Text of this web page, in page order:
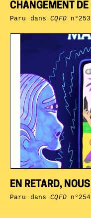
EN RETARD,
Paru dansCQFD
CHANGEMENT DE
Paru dansCQFD